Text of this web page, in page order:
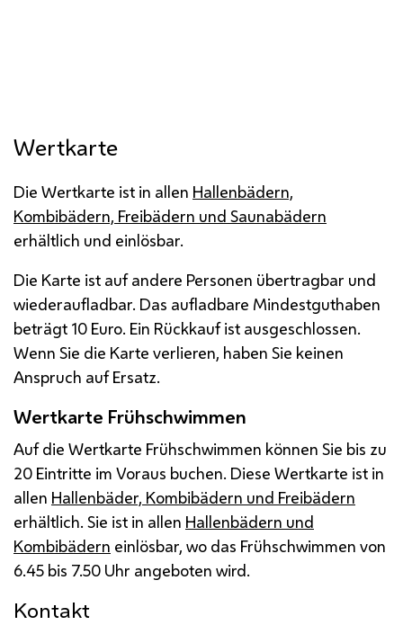
Wertkarte
Die Wertkarte ist in allen Hallenbädern,
Kombibädern, Freibädern und Saunabädern
erhältlich und einlösbar.
Die Karte ist auf andere Personen übertragbar und
wiederaufladbar. Das aufladbare Mindestguthaben
beträgt 10 Euro. Ein Rückkauf ist ausgeschlossen.
Wenn Sie die Karte verlieren, haben Sie keinen
Anspruch auf Ersatz.
Wertkarte Frühschwimmen
Auf die Wertkarte Frühschwimmen können Sie bis zu
20 Eintritte im Voraus buchen. Diese Wertkarte ist in
allen Hallenbäder, Kombibädern und Freibädern
erhältlich. Sie ist in allen Hallenbädern und
Kombibädern einlösbar, wo das Frühschwimmen von
6.45 bis 7.50 Uhr angeboten wird.
Kontakt